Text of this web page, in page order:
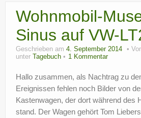
Freizeit
Wohnmobil-Technik
?
Wohnmobil-
Sinus auf VW-
Geschrieben am 4. September 2014
unter
Tagebuch 1 Kommentar
Hallo zusammen, als Nachtrag zu
Ereignissen fehlen noch Bilder von
Kastenwagen, der dort während des
stand. Der Wagen gehört Tom